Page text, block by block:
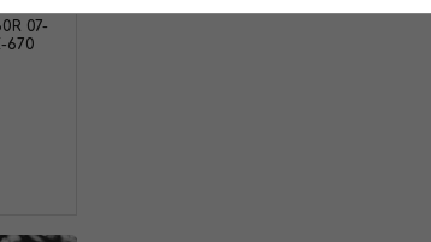
07-
670